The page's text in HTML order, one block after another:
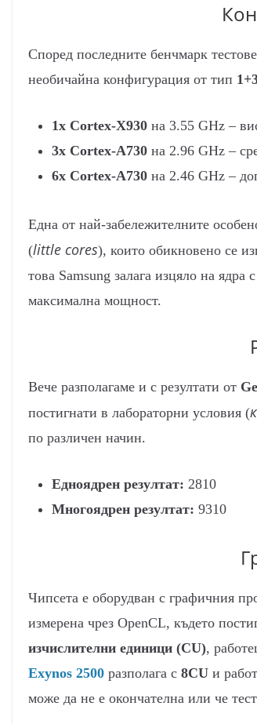
Според последните бенчмарк
необичайна конфигурация от тип
1x Cortex-X930 на 3.55 GHz –
3x Cortex-A730 на 2.96 GHz –
6x Cortex-A730 на 2.46 GHz –
Една от най-забележителните
(little cores), които обикновено се
това Samsung залага изцяло на
максимална мощност.
Вече разполагаме и с резултати от
постигнати в лабораторни условия (
по различен начин.
Едноядрен резултат: 2810
Многоядрен резултат: 9310
Чипсета е оборудван с графичния
измерена чрез OpenCL, където
изчислителни единици (CU),
Exynos 2500 разполага с 8CU и
може да не е окончателна или че